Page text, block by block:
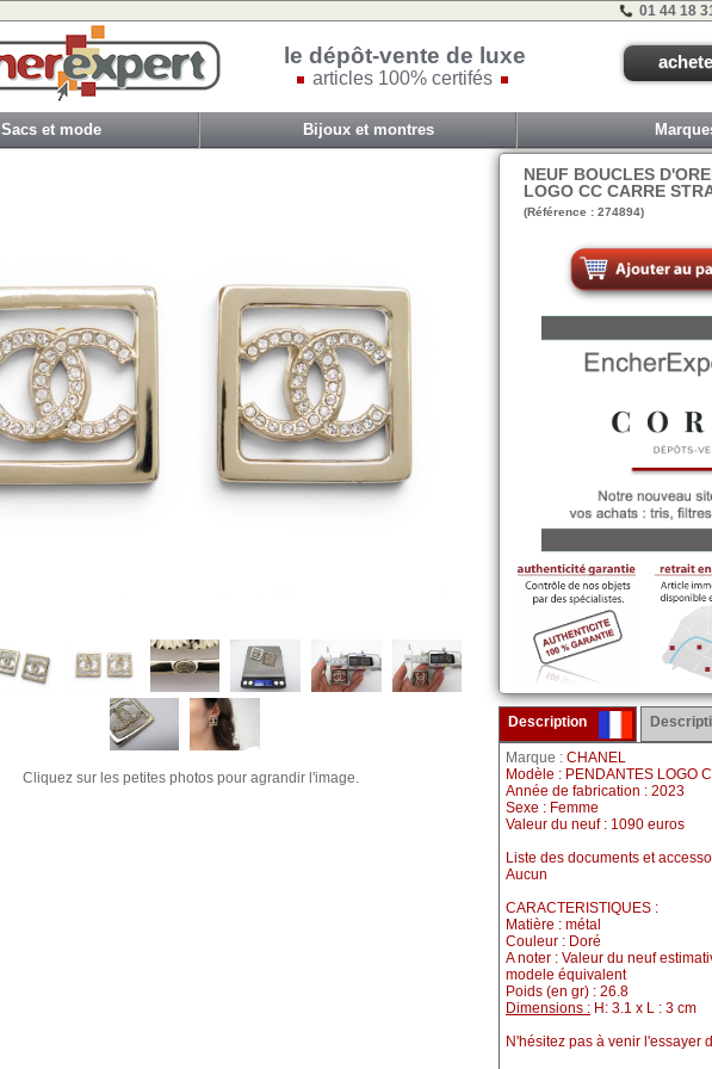
01 44 18
le dépôt-vente de luxe
articles 100% certifés
Sacs et mode Bijoux et montres
Cliquez sur les petites photos pour agrandir l'image.
NEUF BOUCLES
LOGO CC CARRE
(Référence : 274894)
Description
Marque : CHANEL
Modèle : PENDANTES LOGO
Année de fabrication : 2023
Sexe : Femme
Valeur du neuf : 1090 euros
Liste des documents et
Aucun
CARACTERISTIQUES :
Matière : métal
Couleur : Doré
A noter : Valeur du neuf
modele équivalent
Poids (en gr) : 26.8
Dimensions : H: 3.1 x L : 3 cm
N'hésitez pas à venir l'essayer